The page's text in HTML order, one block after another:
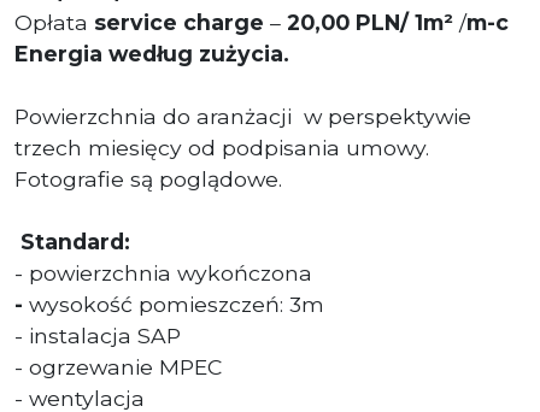
Opłata service charge – 20,00 PLN/ 1m² /m-c
Energia według zużycia.
Powierzchnia do aranżacji w perspektywie
trzech miesięcy od podpisania umowy.
Fotografie są poglądowe.
Standard:
- powierzchnia wykończona
- wysokość pomieszczeń: 3m
- instalacja SAP
- ogrzewanie MPEC
- wentylacja